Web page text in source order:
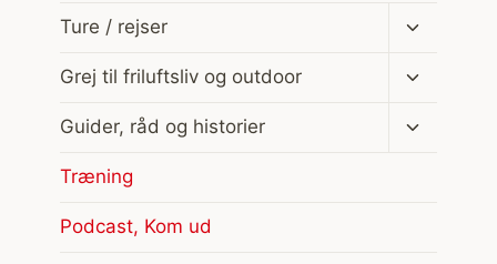
Ture / rejser
Skift
Grej til friluftsliv og outdoor
Skift
Guider, råd og historier
Skift
Træning
Podcast, Kom ud